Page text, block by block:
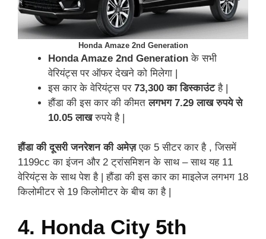
Honda Amaze 2nd Generation
Honda Amaze 2nd Generationके सभी
वेरियंट्स पर ऑफर देखने को मिलेगा |
इस कार के वेरियंट्स पर 73,300 का डिस्काउंटहै |
हौंडा की इस कार की कीमतलगभग 7.29 लाख रुपये से
10.05 लाखरुपये है |
हौंडा की दूसरी जनरेशन की अमेज़एक 5 सीटर कार है , जिसमें
1199cc का इंजन और 2 ट्रांसमिशन के साथ – साथ यह 11
वेरियंट्स के साथ पेश है | हौंडा की इस कार का माइलेज लगभग 18
किलोमीटर से 19 किलोमीटर के बीच का है |
4. Honda City 5th